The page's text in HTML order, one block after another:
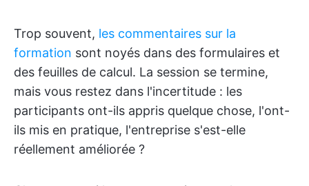
Trop souvent, les commentaires sur la
formation sont noyés dans des formulaires et
des feuilles de calcul. La session se termine,
mais vous restez dans l'incertitude : les
participants ont-ils appris quelque chose, l'ont-
ils mis en pratique, l'entreprise s'est-elle
réellement améliorée ?